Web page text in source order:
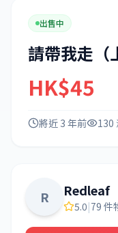
出售中
請帶我走（
HK$45
將近 3 年前 130
R Redleaf
5.0|79 件